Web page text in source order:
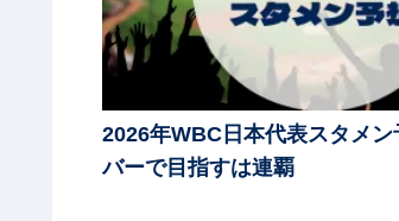
2026年WBC日本代表スタメ
バーで目指すは連覇